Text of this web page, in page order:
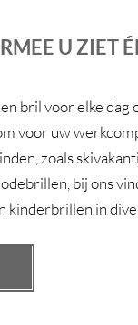
U ZIET
bril voor elke
voor uw
zoals
bij ons
kinderbrillen in